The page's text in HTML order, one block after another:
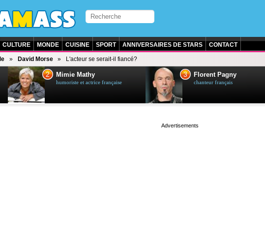
CULTURE MONDE CUISINE SPORT ANNIVERSAIRES DE STARS CONTACT
David Morse L'acteur se serait-il fiancé?
2 Mimie Mathy
humoriste et actrice française
3 Florent Pagny
chanteur français